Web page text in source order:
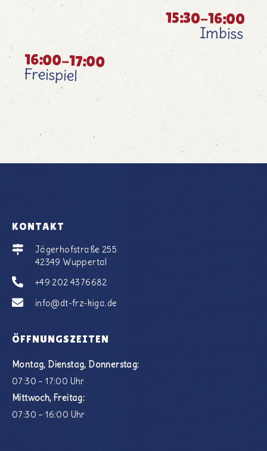
15:30-16:00
Imbiss
16:00-17:00
Freispiel​
KONTAKT
Jägerhofstraße 255
42349 Wuppertal
+49 202 4376682
info@dt-frz-kiga.de
ÖFFNUNGSZEITEN
Montag, Dienstag, Donnerstag:
07:30 – 17:00 Uhr
Mittwoch, Freitag:
07:30 – 16:00 Uhr